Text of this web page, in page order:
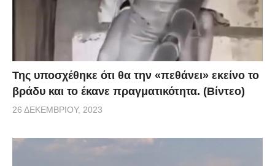
Της υποσχέθηκε ότι θα την «πεθάνει» εκείνο το
βράδυ και το έκανε πραγματικότητα. (Βίντεο)
26 ΔΕΚΕΜΒΡΊΟΥ, 2023